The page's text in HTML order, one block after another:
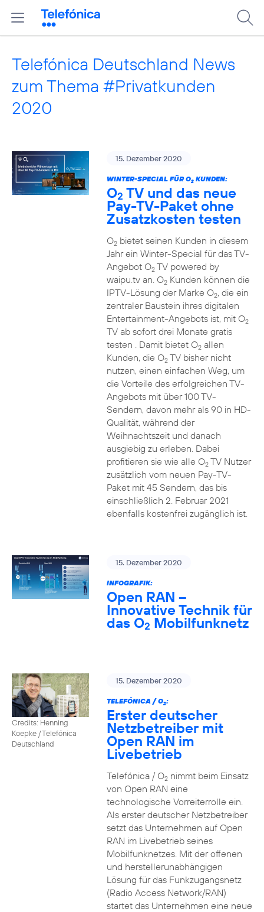
Telefónica Deutschland News
zum Thema #Privatkunden
2020
15. Dezember 2020
WINTER-SPECIAL FÜR O2KUNDEN:
O2 TV und das neue
Pay-TV-Paket ohne
Zusatzkosten testen
O2bietet seinen Kunden in diesem
Jahr ein Winter-Special für das TV-
Angebot O2TV powered by
waipu.tv an. O2Kunden können die
IPTV-Lösung der Marke O2, die ein
zentraler Baustein ihres digitalen
Entertainment-Angebots ist, mit O2
TV ab sofort drei Monate gratis
testen . Damit bietet O2allen
Kunden, die O2TV bisher nicht
nutzen, einen einfachen Weg, um
die Vorteile des erfolgreichen TV-
Angebots mit über 100 TV-
Sendern, davon mehr als 90 in HD-
Qualität, während der
Weihnachtszeit und danach
ausgiebig zu erleben. Dabei
profitieren sie wie alle O2TV Nutzer
zusätzlich vom neuen Pay-TV-
Paket mit 45 Sendern, das bis
einschließlich 2. Februar 2021
ebenfalls kostenfrei zugänglich ist.
15. Dezember 2020
INFOGRAFIK:
Open RAN –
Innovative Technik für
das O2 Mobilfunknetz
Credits: Henning
Koepke / Telefónica
Deutschland
15. Dezember 2020
TELEFÓNICA / O2:
Erster deutscher
Netzbetreiber mit
Open RAN im
Livebetrieb
Telefónica / O2nimmt beim Einsatz
von Open RAN eine
technologische Vorreiterrolle ein.
Als erster deutscher Netzbetreiber
setzt das Unternehmen auf Open
RAN im Livebetrieb seines
Mobilfunknetzes. Mit der offenen
und herstellerunabhängigen
Lösung für das Funkzugangsnetz
(Radio Access Network/RAN)
startet das Unternehmen eine neue